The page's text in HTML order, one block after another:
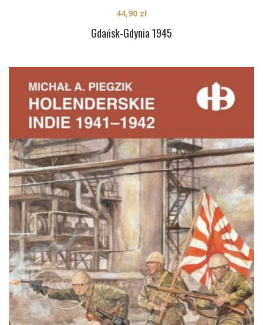
Gdańsk-Gdynia 1945
44,90 zł